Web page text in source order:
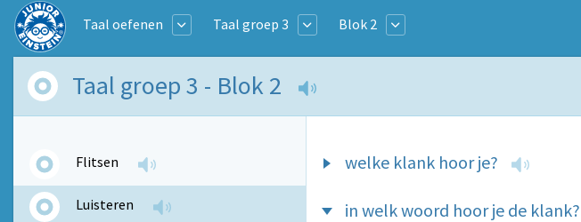
Taal oefenen Taal groep 3 Blok 2
Taal groep 3 - Blok 2
Flitsen
Luisteren
welke klank hoor je?
in welk woord hoor je de klank?